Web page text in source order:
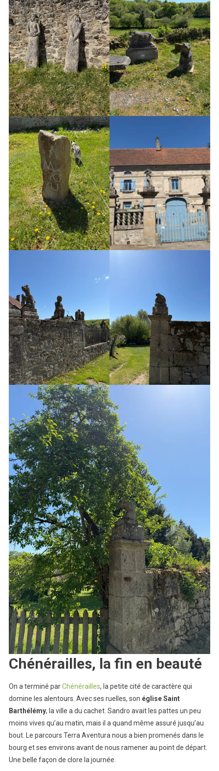
Chénérailles, la fin en beauté
On a terminé parChénérailles, la petite cité de caractère qui
domine les alentours. Avec ses ruelles, son église Saint
Barthélémy, la ville a du cachet. Sandro avait les pattes un peu
moins vives qu’au matin, mais il a quand même assuré jusqu’au
bout. Le parcours Terra Aventura nous a bien promenés dans le
bourg et ses environs avant de nous ramener au point de départ.
Une belle façon de clore la journée.